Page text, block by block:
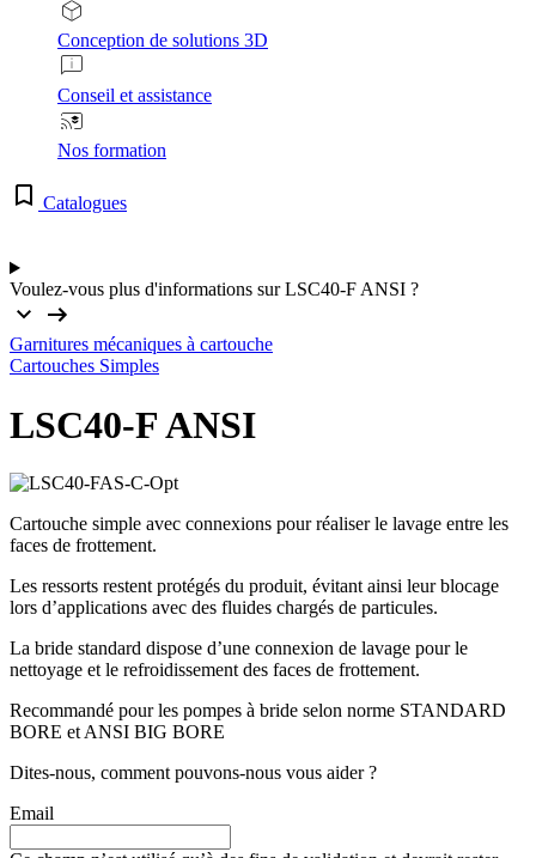
Conception de solutions 3D
Conseil et assistance
Nos formation
Catalogues
Voulez-vous plus d'informations sur LSC40-F ANSI ?
Garnitures mécaniques à cartouche
Cartouches Simples
LSC40-FANSI
Cartouche simple avec connexions pour réaliser le lavage entre les
faces de frottement.
Les ressorts restent protégés du produit, évitant ainsi leur blocage
lors d’applications avec des fluides chargés de particules.
La bride standard dispose d’une connexion de lavage pour le
nettoyage et le refroidissement des faces de frottement.
Recommandé pour les pompes à bride selon norme STANDARD
BORE et ANSI BIG BORE
Dites-nous, comment pouvons-nous vous aider ?
Email